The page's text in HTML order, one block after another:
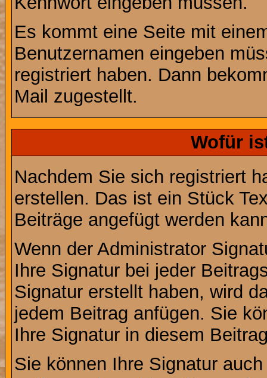
Es kommt eine Seite mit
Benutzernamen eingeben
registriert haben. Dann
Mail zugestellt.
Wofür
Nachdem Sie sich registriert
erstellen. Das ist ein Stück
Beiträge angefügt werden
Wenn der Administrator
Ihre Signatur bei jeder
Signatur erstellt haben, wird
jedem Beitrag anfügen. Sie
Ihre Signatur in diesem
Sie können Ihre Signatur